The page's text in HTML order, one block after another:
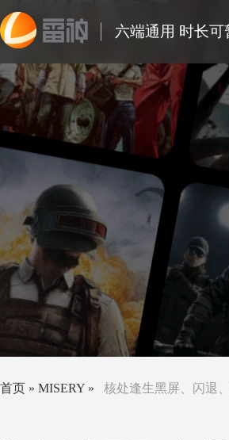
六端通用 时长可
首页 » MISERY » 核处逢生黑屏、闪退